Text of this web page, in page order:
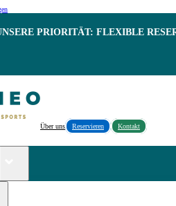
PRIORITÄT: FLEXIBLE
Über uns Reservieren Kontakt